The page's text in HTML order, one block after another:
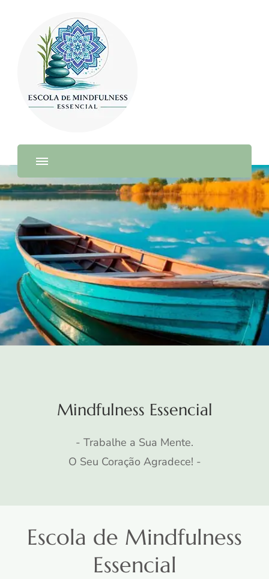
Escola de Mindfulness –
Cursos de Mindfulness Online
Mindfulness Essencial
- Trabalhe a Sua Mente.
O Seu Coração Agradece! -
Escola de Mindfulness
Essencial